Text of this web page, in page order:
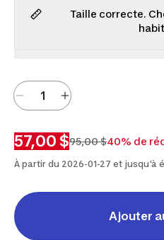
Taille correcte.
57,00 $95,00 $40% de
À partir du 2026-01-27 et jusqu'à
Ajouter